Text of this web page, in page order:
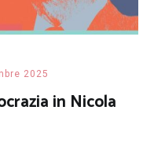
2025
in Nicola